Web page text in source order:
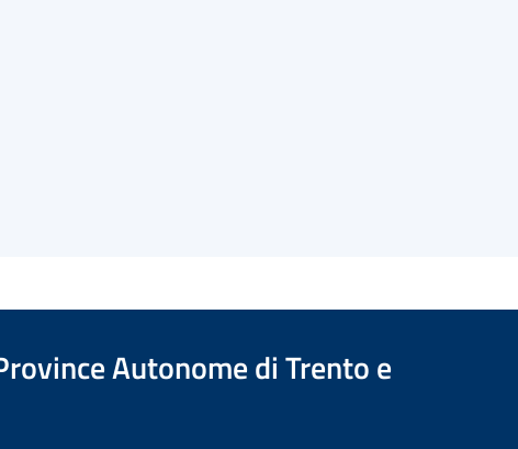
Autonome di Trento e